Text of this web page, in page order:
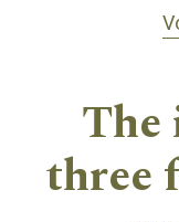
The
three